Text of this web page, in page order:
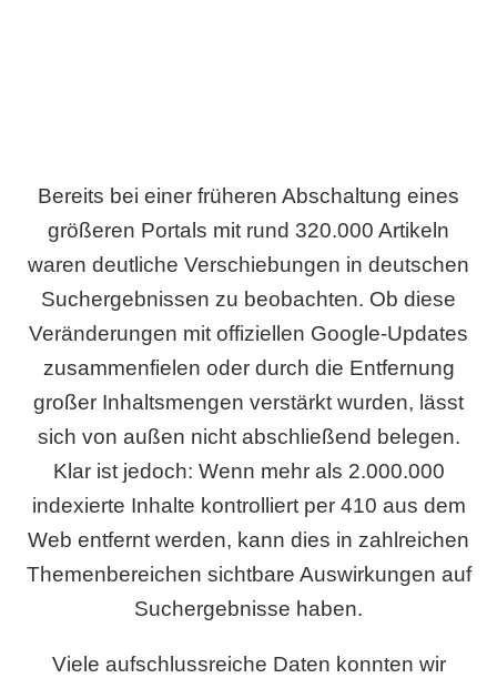
Bereits bei einer früheren Abschaltung eines
größeren Portals mit rund 320.000 Artikeln
waren deutliche Verschiebungen in deutschen
Suchergebnissen zu beobachten. Ob diese
Veränderungen mit offiziellen Google-Updates
zusammenfielen oder durch die Entfernung
großer Inhaltsmengen verstärkt wurden, lässt
sich von außen nicht abschließend belegen.
Klar ist jedoch: Wenn mehr als 2.000.000
indexierte Inhalte kontrolliert per 410 aus dem
Web entfernt werden, kann dies in zahlreichen
Themenbereichen sichtbare Auswirkungen auf
Suchergebnisse haben.
Viele aufschlussreiche Daten konnten wir